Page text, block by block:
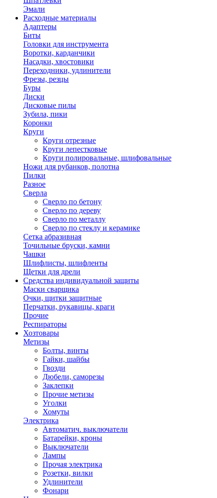
Эмали
Расходные материалы
Адаптеры
Биты
Головки для инструмента
Воротки, карданчики
Насадки, хвостовики
Переходники, удлинители
Фрезы, резцы
Буры
Диски
Дисковые пилы
Зубила, пики
Коронки
Круги
Круги отрезные
Круги лепестковые
Круги полировальные, шлифовальные
Ножи для рубанков, полотна
Пилки
Разное
Сверла
Сверло по бетону
Сверло по дереву
Сверло по металлу
Сверло по стеклу и керамике
Сетка абразивная
Точильные бруски, камни
Чашки
Шлифлисты, шлифленты
Щетки для дрели
Средства индивидуальной защиты
Маски сварщика
Очки, щитки защитные
Перчатки, рукавицы, краги
Прочие
Респираторы
Хозтовары
Метизы
Болты, винты
Гайки, шайбы
Гвозди
Дюбели, саморезы
Заклепки
Прочие метизы
Уголки
Хомуты
Электрика
Автоматич. выключатели
Батарейки, кроны
Выключатели
Лампы
Прочая электрика
Розетки, вилки
Удлинители
Фонари